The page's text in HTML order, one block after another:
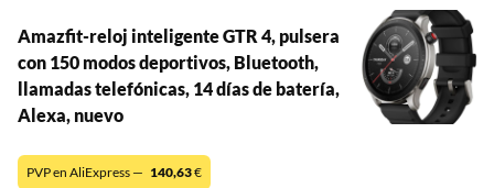
Amazfit-reloj inteligente GTR 4, pulsera
con 150 modos deportivos, Bluetooth,
llamadas telefónicas, 14 días de batería,
Alexa, nuevo
PVP en AliExpress — 140,63€